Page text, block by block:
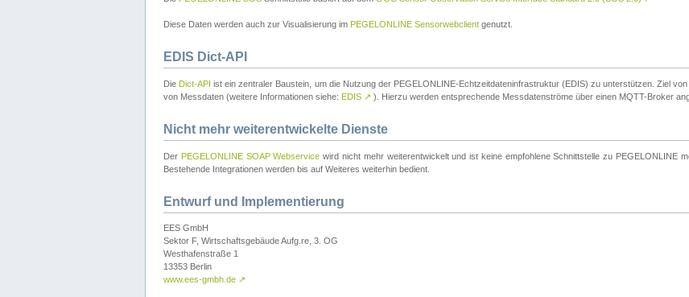
Diese Daten werden auch zur Visualisierung im PEGELONLINE Sensorwebclient genutzt.
EDIS Dict-API
Die Dict-API ist ein zentraler Baustein, um die Nutzung der PEGELONLINE-Echtzeitdateninfrastruktur (EDIS) zu unterstützen. Ziel
von Messdaten (weitere Informationen siehe: EDIS ↗ ). Hierzu werden entsprechende Messdatenströme über einen MQTT-Broker
Nicht mehr weiterentwickelte Dienste
Der PEGELONLINE SOAP Webservice wird nicht mehr weiterentwickelt und ist keine empfohlene Schnittstelle zu PEGELONLINE
Bestehende Integrationen werden bis auf Weiteres weiterhin bedient.
Entwurf und Implementierung
EES GmbH
Sektor F, Wirtschaftsgebäude Aufg.re, 3. OG
Westhafenstraße 1
13353 Berlin
www.ees-gmbh.de ↗